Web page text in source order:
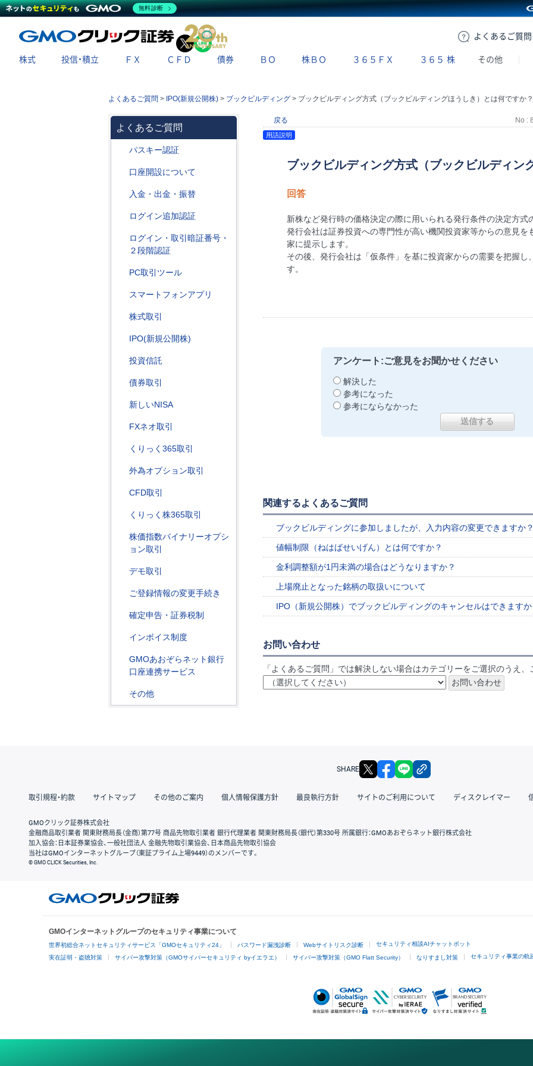
よくある ご質問
X
株式 投信・積立 ＦＸ ＣＦＤ 債券 ＢＯ 株ＢＯ ３６５ＦＸ ３６５ 株 その他
よくあるご質問 > IPO(新規公開株) > ブックビルディング > ブックビルディング方式（ブックビルディングほうしき）とは何ですか？
よくあるご質問
パスキー認証
口座開設について
入金・出金・振替
ログイン追加認証
ログイン・取引暗証番号・
２段階認証
PC取引ツール
スマートフォンアプリ
株式取引
IPO(新規公開株)
投資信託
債券取引
新しいNISA
FXネオ取引
くりっく365取引
外為オプション取引
CFD取引
くりっく株365取引
株価指数バイナリーオプシ
ョン取引
デモ取引
ご登録情報の変更手続き
確定申告・証券税制
インボイス制度
GMOあおぞらネット銀行
口座連携サービス
その他
戻る No :
用語説明
ブックビルディング方式（ブックビルディン
回答
新株など発行時の価格決定の際に用いられる発行条件の決定方式
発行会社は証券投資への専門性が高い機関投資家等からの意見
家に提示します。
その後、発行会社は「仮条件」を基に投資家からの需要を把握
す。
アンケート:ご意見をお聞かせください
解決した
参考になった
参考にならなかった
関連するよくあるご質問
ブックビルディングに参加しましたが、入力内容の変更できますか
値幅制限（ねはばせいげん）とは何ですか？
金利調整額が1円未満の場合はどうなりますか？
上場廃止となった銘柄の取扱いについて
IPO（新規公開株）でブックビルディングのキャンセルはできます
お問い合わせ
「よくあるご質問」では解決しない場合はカテゴリーをご選択のうえ
SHARE X facebook
取引規程・約款 サイトマップ その他のご案内 個人情報保護方針 最良執行方針 サイトのご利用について ディスクレイマー
GMOクリック証券株式会社
金融商品取引業者 関東財務局長（金商）第77号 商品先物取引業者 銀行代理業者 関東財務局長（銀代）第330号 所属銀行：GMOあおぞらネット銀行株式会社
加入協会：日本証券業協会、一般社団法人 金融先物取引業協会、日本商品先物取引協会
当社はGMOインターネットグループ（東証プライム上場9449）のメンバーです。
© GMO CLICK Securities, Inc.
GMOインターネットグループのセキュリティ事業について
世界初総合ネットセキュリティサービス「GMOセキュリティ24」 パスワード漏洩診断 Webサイトリスク診断 セキュリティ相談AIチャットボット
実在証明・盗聴対策 サイバー攻撃対策（GMOサイバーセキュリティ byイエラエ） サイバー攻撃対策（GMO Flatt Security） なりすまし対策 セキュリティ事業の軌
無料診断